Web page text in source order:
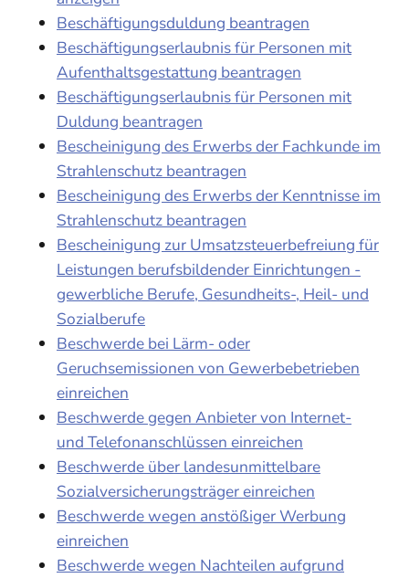
Beschäftigungsduldung beantragen
Beschäftigungserlaubnis für Personen mit
Aufenthaltsgestattung beantragen
Beschäftigungserlaubnis für Personen mit
Duldung beantragen
Bescheinigung des Erwerbs der Fachkunde im
Strahlenschutz beantragen
Bescheinigung des Erwerbs der Kenntnisse im
Strahlenschutz beantragen
Bescheinigung zur Umsatzsteuerbefreiung für
Leistungen berufsbildender Einrichtungen -
gewerbliche Berufe, Gesundheits-, Heil- und
Sozialberufe
Beschwerde bei Lärm- oder
Geruchsemissionen von Gewerbebetrieben
einreichen
Beschwerde gegen Anbieter von Internet-
und Telefonanschlüssen einreichen
Beschwerde über landesunmittelbare
Sozialversicherungsträger einreichen
Beschwerde wegen anstößiger Werbung
einreichen
Beschwerde wegen Nachteilen aufgrund